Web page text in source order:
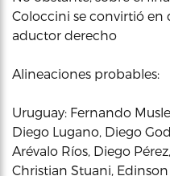
Coloccini se convirtió en
aductor derecho
Alineaciones probables:
Uruguay: Fernando
Diego Lugano, Diego
Arévalo Ríos, Diego
Christian Stuani, Edinson